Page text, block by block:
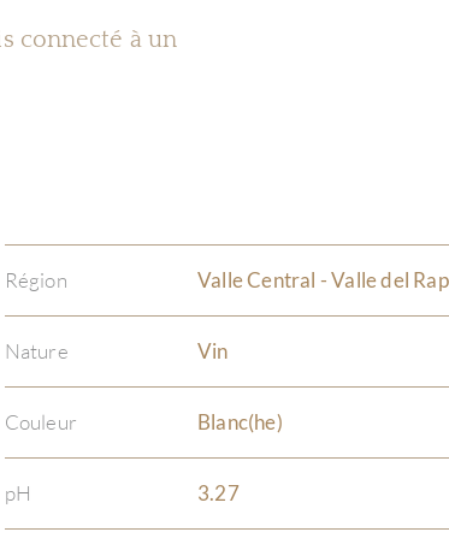
connecté à un
Région Valle Central - Valle del
Nature Vin
Couleur Blanc(he)
pH 3.27